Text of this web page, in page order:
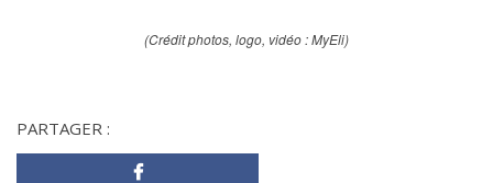
(Crédit photos, logo, vidéo : MyEli)
PARTAGER :